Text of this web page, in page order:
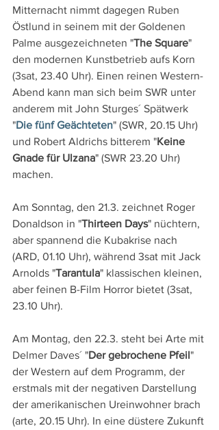
Mitternacht nimmt dagegen Ruben
Östlund in seinem mit der Goldenen
Palme ausgezeichneten "The Square"
den modernen Kunstbetrieb aufs Korn
(3sat, 23.40 Uhr). Einen reinen Western-
Abend kann man sich beim SWR unter
anderem mit John Sturges´ Spätwerk
"Die fünf Geächteten" (SWR, 20.15 Uhr)
und Robert Aldrichs bitterem "Keine
Gnade für Ulzana" (SWR 23.20 Uhr)
machen.
Am Sonntag, den 21.3. zeichnet Roger
Donaldson in "Thirteen Days" nüchtern,
aber spannend die Kubakrise nach
(ARD, 01.10 Uhr), während 3sat mit Jack
Arnolds "Tarantula" klassischen kleinen,
aber feinen B-Film Horror bietet (3sat,
23.10 Uhr).
Am Montag, den 22.3. steht bei Arte mit
Delmer Daves´ "Der gebrochene Pfeil"
der Western auf dem Programm, der
erstmals mit der negativen Darstellung
der amerikanischen Ureinwohner brach
(arte, 20.15 Uhr). In eine düstere Zukunft